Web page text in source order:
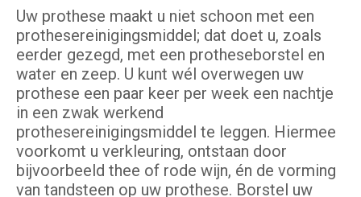
Uw prothese maakt u niet schoon met een
prothesereinigingsmiddel; dat doet u, zoals
eerder gezegd, met een protheseborstel en
water en zeep. U kunt wél overwegen uw
prothese een paar keer per week een nachtje
in een zwak werkend
prothesereinigingsmiddel te leggen. Hiermee
voorkomt u verkleuring, ontstaan door
bijvoorbeeld thee of rode wijn, én de vorming
van tandsteen op uw prothese. Borstel uw